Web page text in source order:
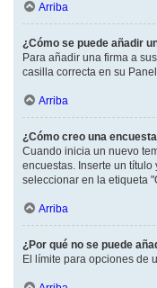
Arriba
¿Cómo se puede añadir
Para añadir una firma a
casilla correcta en su
Arriba
¿Cómo creo una
Cuando inicia un nuevo
encuestas. Inserte un
seleccionar en la etiqueta
Arriba
¿Por qué no se puede
El límite para opciones de